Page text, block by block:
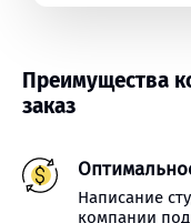
Преимущества
заказ
Написание
компании